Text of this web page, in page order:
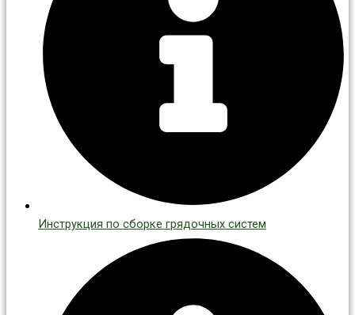
Инструкция по сборке грядочных систем